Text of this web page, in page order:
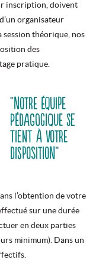
inscription, doivent
organisateur
session théorique, nos
des
pratique.
NOTRE ÉQUIPE
PÉDAGOGIQUE SE
TIENT À VOTRE
DISPOSITION
l’obtention de votre
sur une durée
en deux parties
minimum). Dans un